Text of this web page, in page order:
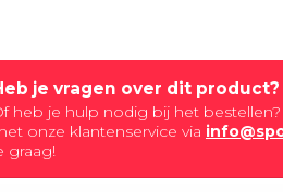
je vragen over dit product?
heb je hulp nodig bij het
onze klantenservice via
graag!